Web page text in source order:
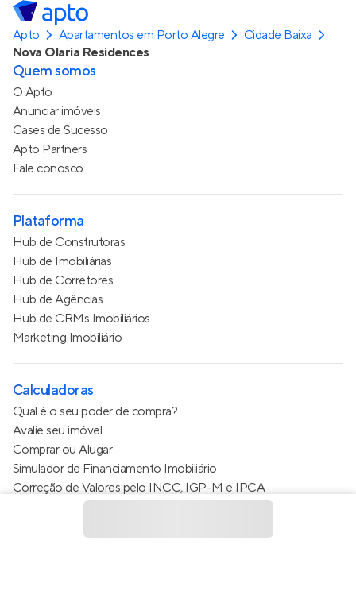
Apto Apartamentos em Porto Alegre
Cidade Baixa
Nova Olaria Residences
Quem somos
O Apto
Anunciar imóveis
Cases de Sucesso
Apto Partners
Fale conosco
Plataforma
Hub de Construtoras
Hub de Imobiliárias
Hub de Corretores
Hub de Agências
Hub de CRMs Imobiliários
Marketing Imobiliário
Calculadoras
Qual é o seu poder de compra?
Avalie seu imóvel
Comprar ou Alugar
Simulador de Financiamento Imobiliário
Correção de Valores pelo INCC, IGP-M e IPCA
Estimativa de valor do condomínio